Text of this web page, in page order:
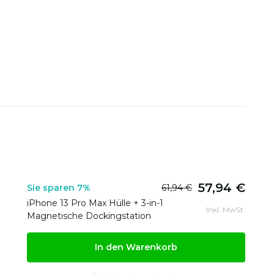
Sie sparen 7% 61,94 € 57,94 €
iPhone 13 Pro Max Hülle + 3-in-1
Magnetische Dockingstation
Inkl. MwSt.
In den Warenkorb